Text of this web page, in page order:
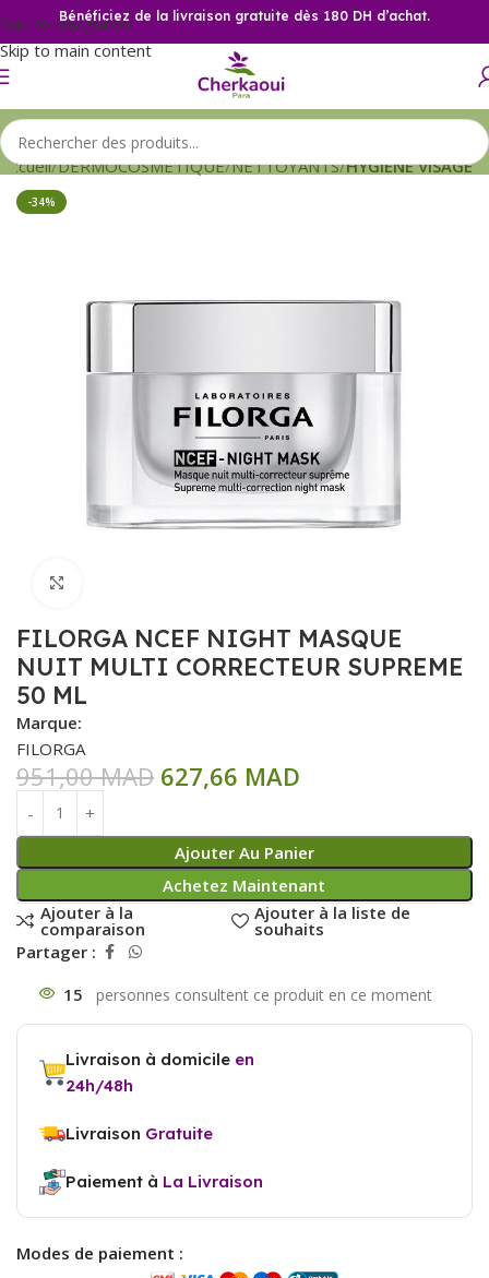
Skip to navigation
Skip to main content
Bénéficiez de la livraison gratuite dès 180 DH d’achat.
Accueil DERMOCOSMETIQUE NETTOYANTS HYGIENE VISAGE
-34%
FILORGA NCEF NIGHT MASQUE
NUIT MULTI CORRECTEUR SUPREME
50 ML
Marque:
FILORGA
951,00MAD 627,66 MAD
Ajouter Au Panier
Achetez Maintenant
Ajouter à la
comparaison
Ajouter à la liste de
souhaits
Partager :
15
Livraison à domicile en
24h/48h
Livraison Gratuite
Paiement à La Livraison
Modes de paiement :